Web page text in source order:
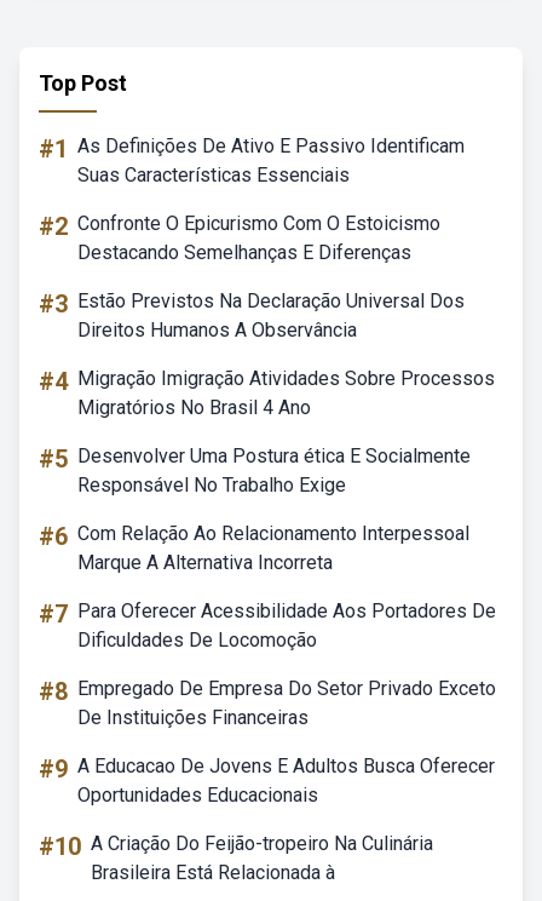
Top Post
#1 As Definições De Ativo E Passivo Identificam
Suas Características Essenciais
#2 Confronte O Epicurismo Com O Estoicismo
Destacando Semelhanças E Diferenças
#3 Estão Previstos Na Declaração Universal Dos
Direitos Humanos A Observância
#4 Migração Imigração Atividades Sobre Processos
Migratórios No Brasil 4 Ano
#5 Desenvolver Uma Postura ética E Socialmente
Responsável No Trabalho Exige
#6 Com Relação Ao Relacionamento Interpessoal
Marque A Alternativa Incorreta
#7 Para Oferecer Acessibilidade Aos Portadores De
Dificuldades De Locomoção
#8 Empregado De Empresa Do Setor Privado Exceto
De Instituições Financeiras
#9 A Educacao De Jovens E Adultos Busca Oferecer
Oportunidades Educacionais
#10 A Criação Do Feijão-tropeiro Na Culinária
Brasileira Está Relacionada à